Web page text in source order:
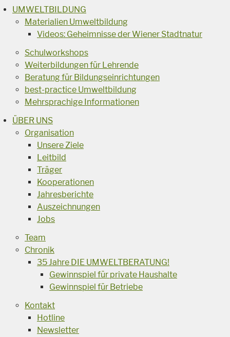
UMWELTBILDUNG
Materialien Umweltbildung
Videos: Geheimnisse der Wiener Stadtnatur
Schulworkshops
Weiterbildungen für Lehrende
Beratung für Bildungseinrichtungen
best-practice Umweltbildung
Mehrsprachige Informationen
ÜBER UNS
Organisation
Unsere Ziele
Leitbild
Träger
Kooperationen
Jahresberichte
Auszeichnungen
Jobs
Team
Chronik
35 Jahre DIE UMWELTBERATUNG!
Gewinnspiel für private Haushalte
Gewinnspiel für Betriebe
Kontakt
Hotline
Newsletter